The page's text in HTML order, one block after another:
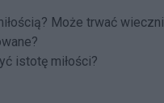
Może trwać
istotę miłości?